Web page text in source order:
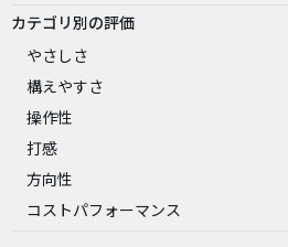
カテゴリ別の評価
やさしさ
構えやすさ
操作性
打感
方向性
コストパフォーマンス